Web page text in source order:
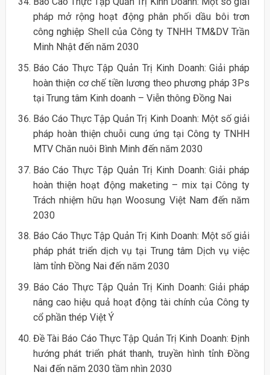
pháp mở rộng hoạt động phân phối dầu bôi trơn
công nghiệp Shell của Công ty TNHH TM&DV Trần
Minh Nhật đến năm 2030
Báo Cáo Thực Tập Quản Trị Kinh Doanh: Giải pháp
hoàn thiện cơ chế tiền lương theo phương pháp 3Ps
tại Trung tâm Kinh doanh – Viễn thông Đồng Nai
Báo Cáo Thực Tập Quản Trị Kinh Doanh: Một số giải
pháp hoàn thiện chuỗi cung ứng tại Công ty TNHH
MTV Chăn nuôi Bình Minh đến năm 2030
Báo Cáo Thực Tập Quản Trị Kinh Doanh: Giải pháp
hoàn thiện hoạt động maketing – mix tại Công ty
Trách nhiệm hữu hạn Woosung Việt Nam đến năm
2030
Báo Cáo Thực Tập Quản Trị Kinh Doanh: Một số giải
pháp phát triển dịch vụ tại Trung tâm Dịch vụ việc
làm tỉnh Đồng Nai đến năm 2030
Báo Cáo Thực Tập Quản Trị Kinh Doanh: Giải pháp
nâng cao hiệu quả hoạt động tài chính của Công ty
cổ phần thép Việt Ý
Đề Tài Báo Cáo Thực Tập Quản Trị Kinh Doanh: Định
hướng phát triển phát thanh, truyền hình tỉnh Đồng
Nai đến năm 2030 tầm nhìn 2030